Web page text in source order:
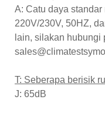
A: Catu daya
220V/230V, 50HZ,
lain, silakan hubungi
T: Seberapa berisik
J: 65dB